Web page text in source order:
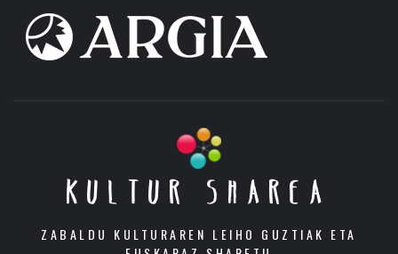
KULTUR SHAREA
ZABALDU KULTURAREN LEIHO GUZTIAK ETA